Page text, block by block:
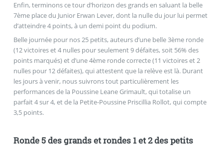
Enfin, terminons ce tour d’horizon des grands en saluant la belle
7ème place du Junior Erwan Lever, dont la nulle du jour lui permet
d’atteindre 4 points, à un demi point du podium.
Belle journée pour nos 25 petits, auteurs d’une belle 3ème ronde
(12 victoires et 4 nulles pour seulement 9 défaites, soit 56% des
points marqués) et d’une 4ème ronde correcte (11 victoires et 2
nulles pour 12 défaites), qui attestent que la relève est là. Durant
les jours à venir, nous suivrons tout particulièrement les
performances de la Poussine Leane Grimault, qui totalise un
parfait 4 sur 4, et de la Petite-Poussine Priscillia Rollot, qui compte
3,5 points.
Ronde 5 des grands et rondes 1 et 2 des petits